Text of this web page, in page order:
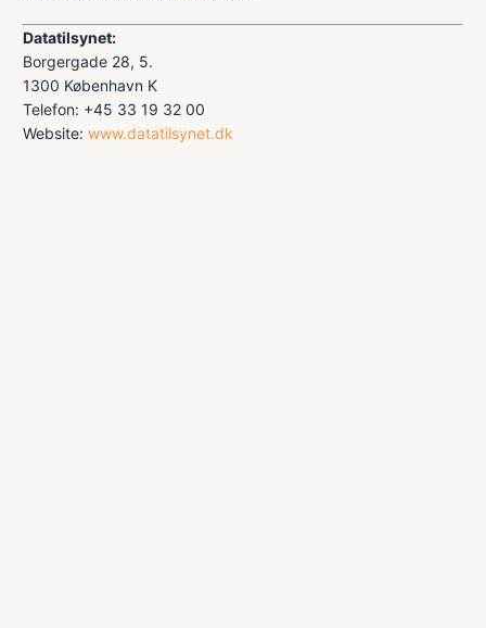
Datatilsynet:
Borgergade 28, 5.
1300 København K
Telefon: +45 33 19 32 00
Website: www.datatilsynet.dk